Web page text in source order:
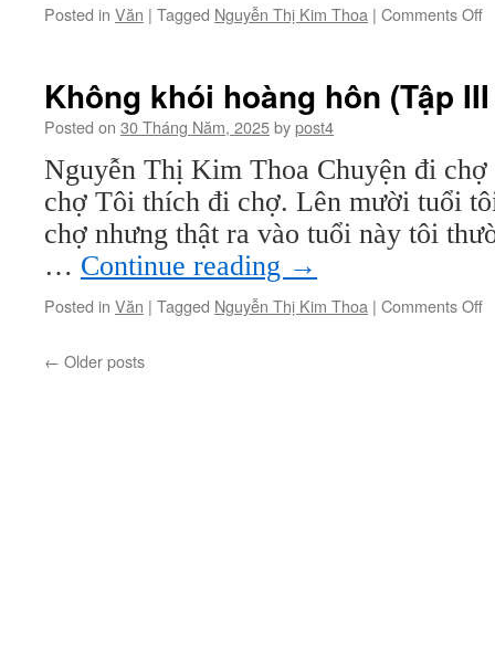
Posted in Văn | Tagged Nguyễn Thị Kim Thoa | Comments Off
-
7)
Không khói hoàng hôn (Tập
Posted on 30 Tháng Năm, 2025bypost4
Nguyễn Thị Kim Thoa Chuyện đi
chợ Tôi thích đi chợ. Lên mười tuổi
chợ nhưng thật ra vào tuổi này tôi
… Continue reading →
Posted in Văn | Tagged Nguyễn Thị Kim Thoa | Comments Off
← Older posts